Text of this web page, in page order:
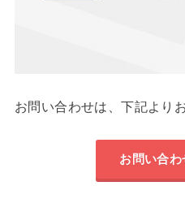
お問い合わせは、下記より
お問い合わ